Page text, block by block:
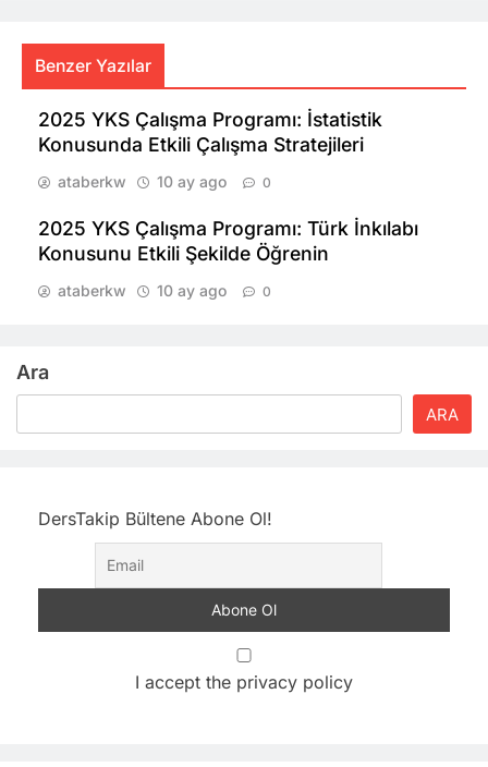
Benzer Yazılar
2025 YKS Çalışma Programı: İstatistik
Konusunda Etkili Çalışma Stratejileri
ataberkw 10 ay ago 0
2025 YKS Çalışma Programı: Türk İnkılabı
Konusunu Etkili Şekilde Öğrenin
ataberkw 10 ay ago 0
Ara
ARA
DersTakip Bültene Abone Ol!
I accept the privacy policy